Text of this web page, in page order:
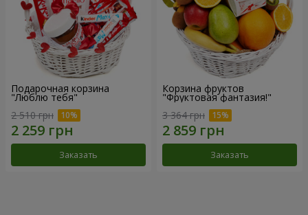
Подарочная корзина
"Люблю тебя"
2 510 грн
Заказать
Корзина фруктов
"Фруктовая фантазия!"
3 364 грн
Заказать